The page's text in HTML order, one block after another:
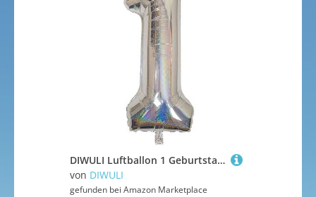
DIWULI Luftballon 1 Geburtstag XXL Silber Glitzer Zahl 1
von DIWULI
gefunden bei Amazon Marketplace